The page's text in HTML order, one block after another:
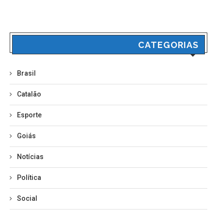
CATEGORIAS
Brasil
Catalão
Esporte
Goiás
Notícias
Política
Social